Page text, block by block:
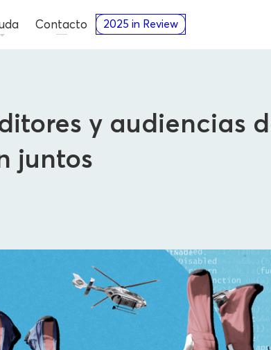
Contacto 2025 in Review
y audiencias
juntos